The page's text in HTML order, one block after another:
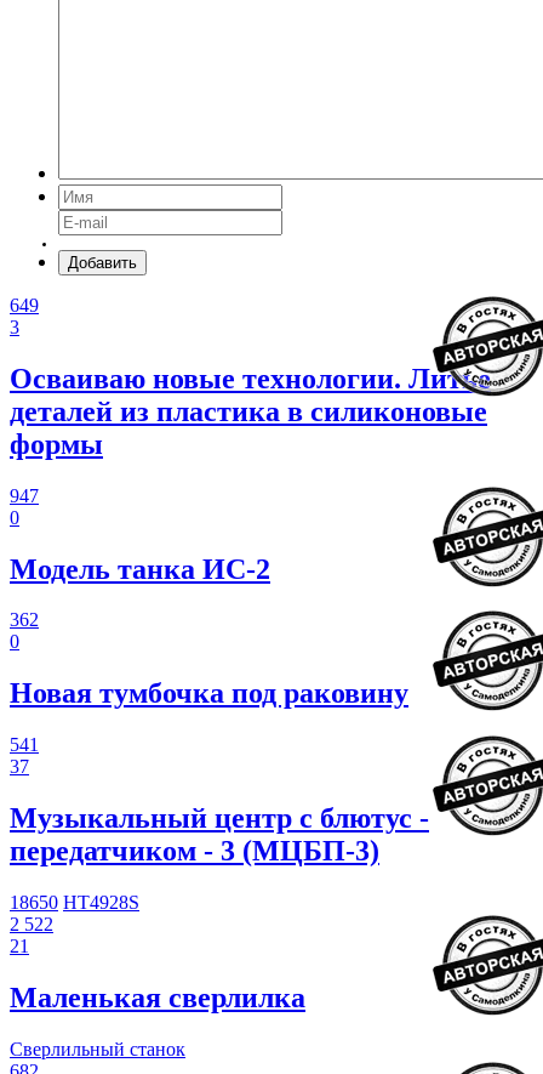
Добавить
649
3
Осваиваю новые технологии. Литье
деталей из пластика в силиконовые
формы
947
0
Модель танка ИС-2
362
0
Новая тумбочка под раковину
541
37
Музыкальный центр с блютус -
передатчиком - 3 (МЦБП-3)
18650 HT4928S
2 522
21
Маленькая сверлилка
Сверлильный станок